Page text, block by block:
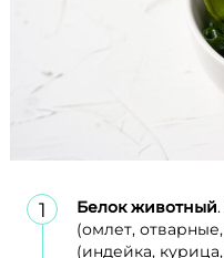
Белок животный
(омлет,
(индейка,